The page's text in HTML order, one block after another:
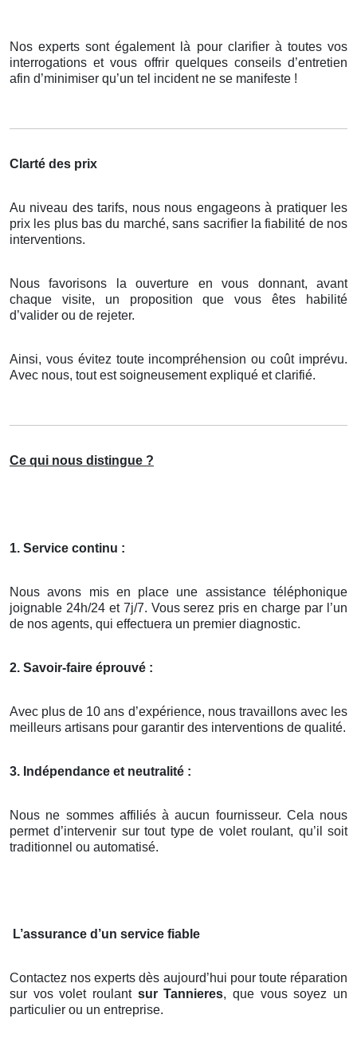
Nos experts sont également là pour clarifier à toutes vos
interrogations et vous offrir quelques conseils d’entretien
afin d’minimiser qu’un tel incident ne se manifeste !
Clarté des prix
Au niveau des tarifs, nous nous engageons à pratiquer les
prix les plus bas du marché, sans sacrifier la fiabilité de nos
interventions.
Nous favorisons la ouverture en vous donnant, avant
chaque visite, un proposition que vous êtes habilité
d’valider ou de rejeter.
Ainsi, vous évitez toute incompréhension ou coût imprévu.
Avec nous, tout est soigneusement expliqué et clarifié.
Ce qui nous distingue ?
1. Service continu :
Nous avons mis en place une assistance téléphonique
joignable 24h/24 et 7j/7. Vous serez pris en charge par l’un
de nos agents, qui effectuera un premier diagnostic.
2. Savoir-faire éprouvé :
Avec plus de 10 ans d’expérience, nous travaillons avec les
meilleurs artisans pour garantir des interventions de qualité.
3. Indépendance et neutralité :
Nous ne sommes affiliés à aucun fournisseur. Cela nous
permet d’intervenir sur tout type de volet roulant, qu’il soit
traditionnel ou automatisé.
L’assurance d’un service fiable
Contactez nos experts dès aujourd’hui pour toute réparation
sur vos volet roulant sur Tannieres, que vous soyez un
particulier ou un entreprise.